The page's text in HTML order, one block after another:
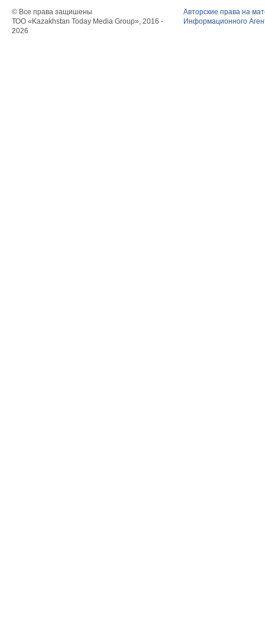
© Все права защишены
ТОО «Kazakhstan Today Media Group», 2016 -
2026
Авторские права на
Информационного